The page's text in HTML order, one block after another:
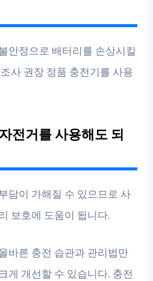
안정으로 배터리를 손상시킬
사 권장 정품 충전기를 사용
전거를 사용해도 되
담이 가해질 수 있으므로 사
보호에 도움이 됩니다.
바른 충전 습관과 관리법만
게 개선할 수 있습니다. 충전